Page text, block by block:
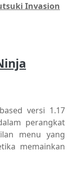
Invasion
versi 1.17
perangkat
menu yang
memainkan